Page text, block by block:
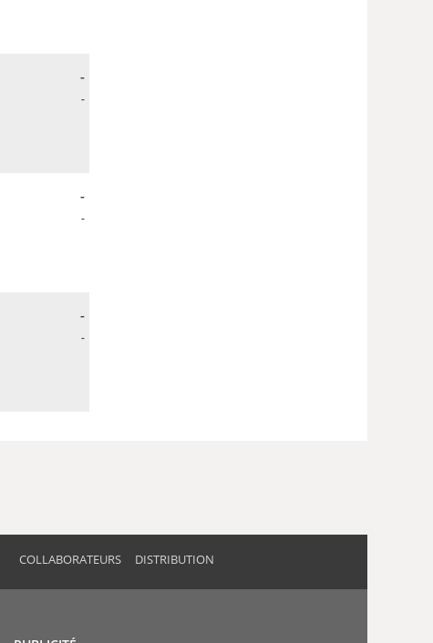
-
-
-
-
-
-
COLLABORATEURS DISTRIBUTION